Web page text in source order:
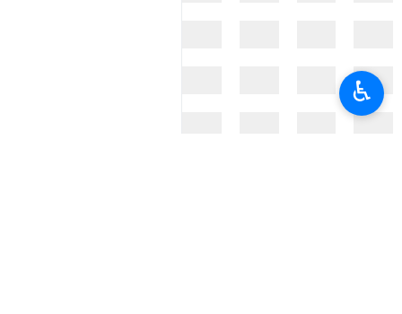
♿︎